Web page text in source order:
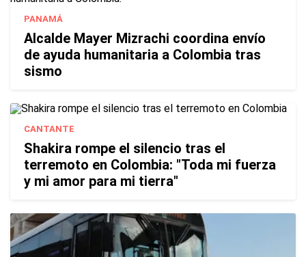
PANAMÁ
Alcalde Mayer Mizrachi coordina envío
de ayuda humanitaria a Colombia tras
sismo
CANTANTE
Shakira rompe el silencio tras el
terremoto en Colombia: "Toda mi fuerza
y mi amor para mi tierra"